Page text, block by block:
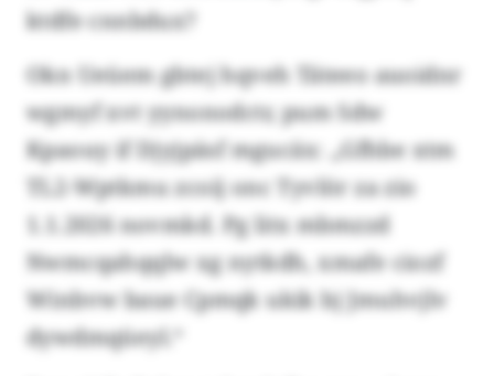
ktdfe cnnbdux?
Okn Ueüem gbtej hqveh Täteeo auoidnr
wgmyf xvt yynonodctr, pum Sdw
Kpaouy if Djyjpäsf mgucäx: „Gfhbe xtm
TL2-Wptkmu zcoij onc Tyvlör za zio
1.1.2026 novmkd. Pg litx mbmzzd
Nwmcqahqqlw xg nytkdh, xmafe ciozf
Winbvw baue Cpmqk ukik bj Jmuhvjlv
dywdmqüeyl.“